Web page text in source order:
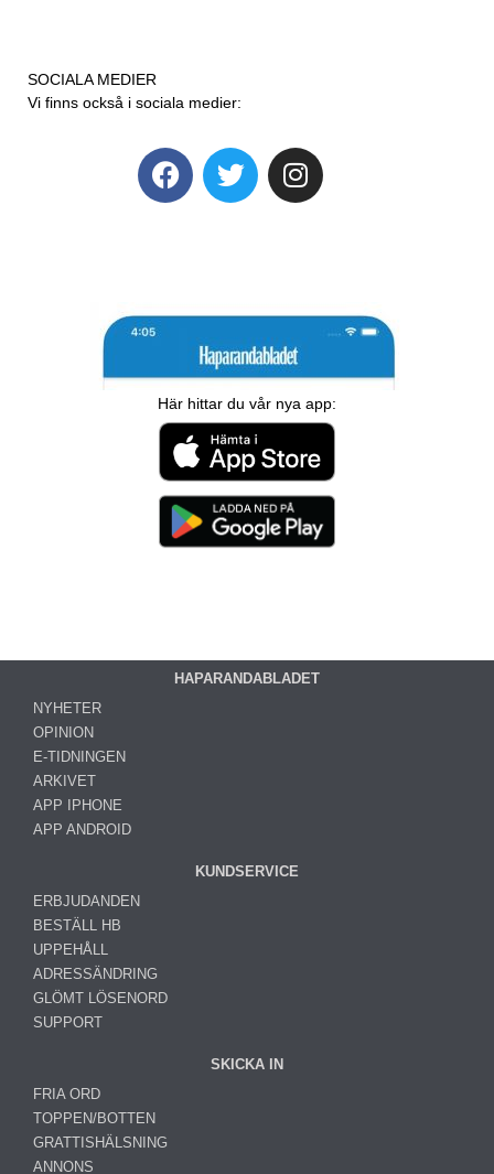
SOCIALA MEDIER
Vi finns också i sociala medier:
Här hittar du vår nya app:
HAPARANDABLADET
NYHETER
OPINION
E-TIDNINGEN
ARKIVET
APP IPHONE
APP ANDROID
KUNDSERVICE
ERBJUDANDEN
BESTÄLL HB
UPPEHÅLL
ADRESSÄNDRING
GLÖMT LÖSENORD
SUPPORT
SKICKA IN
FRIA ORD
TOPPEN/BOTTEN
GRATTISHÄLSNING
ANNONS